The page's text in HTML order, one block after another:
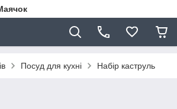
Посуд для кухні Набір каструль